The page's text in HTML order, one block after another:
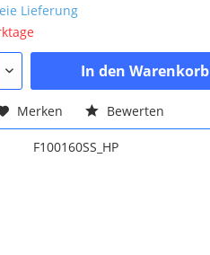
Lieferung
In den Warenkorb
Merken Bewerten
F100160SS_HP